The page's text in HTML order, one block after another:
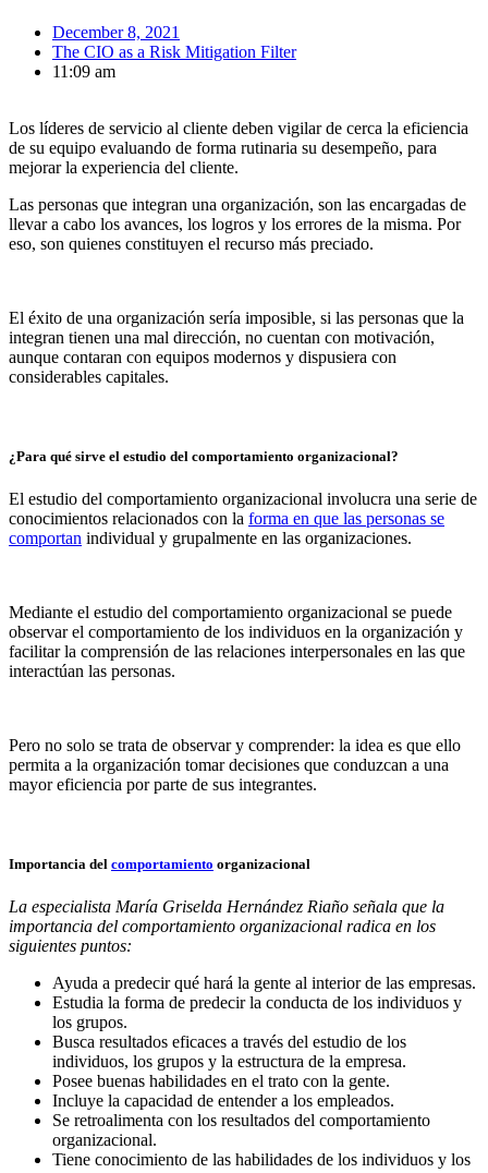
December 8, 2021
The CIO as a Risk Mitigation Filter
11:09 am
Los líderes de servicio al cliente deben vigilar de cerca la eficiencia
de su equipo evaluando de forma rutinaria su desempeño, para
mejorar la experiencia del cliente.
Las personas que integran una organización, son las encargadas de
llevar a cabo los avances, los logros y los errores de la misma. Por
eso, son quienes constituyen el recurso más preciado.
El éxito de una organización sería imposible, si las personas que la
integran tienen una mal dirección, no cuentan con motivación,
aunque contaran con equipos modernos y dispusiera con
considerables capitales.
¿Para qué sirve el estudio del comportamiento organizacional?
El estudio del comportamiento organizacional involucra una serie de
conocimientos relacionados con la forma en que las personas se
comportan individual y grupalmente en las organizaciones.
Mediante el estudio del comportamiento organizacional se puede
observar el comportamiento de los individuos en la organización y
facilitar la comprensión de las relaciones interpersonales en las que
interactúan las personas.
Pero no solo se trata de observar y comprender: la idea es que ello
permita a la organización tomar decisiones que conduzcan a una
mayor eficiencia por parte de sus integrantes.
Importancia del comportamiento organizacional
La especialista María Griselda Hernández Riaño señala que la
importancia del comportamiento organizacional radica en los
siguientes puntos:
Ayuda a predecir qué hará la gente al interior de las empresas.
Estudia la forma de predecir la conducta de los individuos y
los grupos.
Busca resultados eficaces a través del estudio de los
individuos, los grupos y la estructura de la empresa.
Posee buenas habilidades en el trato con la gente.
Incluye la capacidad de entender a los empleados.
Se retroalimenta con los resultados del comportamiento
organizacional.
Tiene conocimiento de las habilidades de los individuos y los